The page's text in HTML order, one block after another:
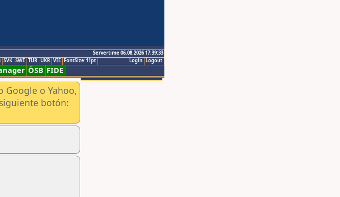
Servertime 06.08.2026 17:39:33
Logout
Login
SVK SWE TUR UKR VIE FontSize:11pt
ÖSB FIDE
Google o Yahoo,
botón: